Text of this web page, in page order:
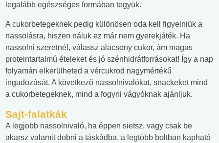
legalább egészséges formában tegyük.
A cukorbetegeknek pedig különösen oda kell figyelniük a
nassolásra, hiszen náluk ez már nem gyerekjáték. Ha
nassolni szeretnél, válassz alacsony cukor, ám magas
proteintartalmú ételeket és jó szénhidrátforrásokat! Így a nap
folyamán elkerülheted a vércukrod nagymértékű
ingadozását. A következő nassolnivalókat, snackeket mind
a cukorbetegeknek, mind a fogyni vágyóknak ajánljuk.
Sajt-falatkák
A legjobb nassolnivaló, ha éppen sietsz, vagy csak be
akarsz valamit dobni a táskádba, a legtöbb boltban kapható